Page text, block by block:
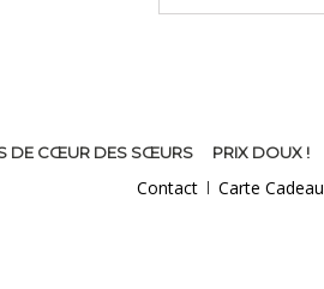
DE CŒUR DES SŒURS PRIX DOUX !
Contact Carte Cadeau